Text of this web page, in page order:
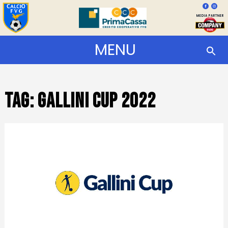
MEDIA PARTNER
MENU
Tag:Gallini Cup 2022